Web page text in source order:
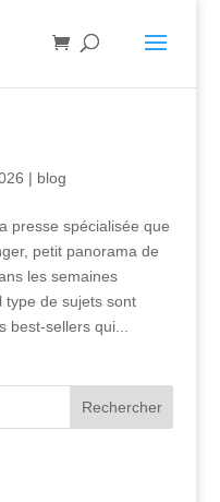
| blog
presse spécialisée que
petit panorama de
les semaines
type de sujets sont
sellers qui...